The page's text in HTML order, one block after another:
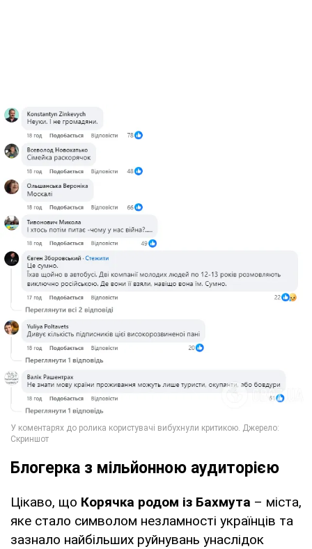
Блогерка з мільйонною аудиторією
Цікаво, що Корячка родом із Бахмута – міста,
яке стало символом незламності українців та
зазнало найбільших руйнувань унаслідок